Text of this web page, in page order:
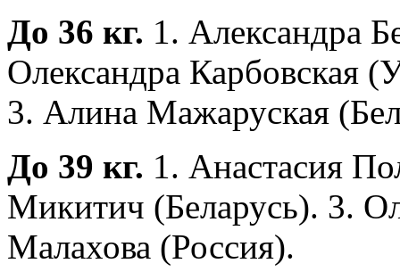
До 36 кг. 1. Александра
Олександра Карбовская
3. Алина Мажаруская
До 39 кг. 1. Анастасия
Микитич (Беларусь). 3.
Малахова (Россия).